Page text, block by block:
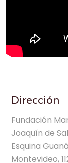
Dirección
Fundación
Joaquín de
Esquina Guaná
Montevideo,